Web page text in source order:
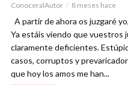
ConoceralAutor 8 meses hace
A partir de ahora os juzgaré
Ya estáis viendo que vuestros
claramente deficientes.
casos, corruptos y
que hoy los amos me han...